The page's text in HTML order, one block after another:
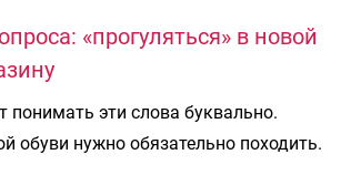
«прогуляться» в новой
понимать эти слова буквально.
обуви нужно обязательно походить.